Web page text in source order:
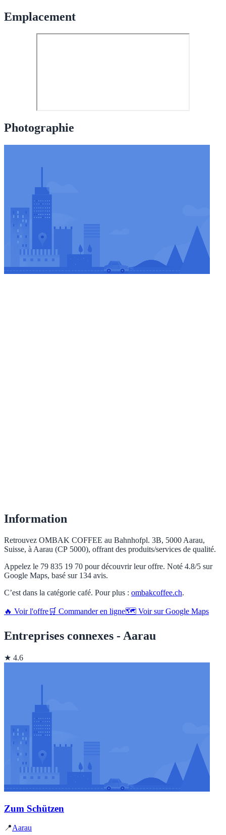
Emplacement
Photographie
Information
Retrouvez OMBAK COFFEE au Bahnhofpl. 3B, 5000 Aarau,
Suisse, à Aarau (CP 5000), offrant des produits/services de qualité.
Appelez le 79 835 19 70 pour découvrir leur offre. Noté 4.8/5 sur
Google Maps, basé sur 134 avis.
C’est dans la catégorie café. Pour plus : ombakcoffee.ch.
🔥 Voir l'offre🛒 Commander en ligne🗺️ Voir sur Google Maps
Entreprises connexes - Aarau
★ 4.6
Zum Schützen
📍Aarau